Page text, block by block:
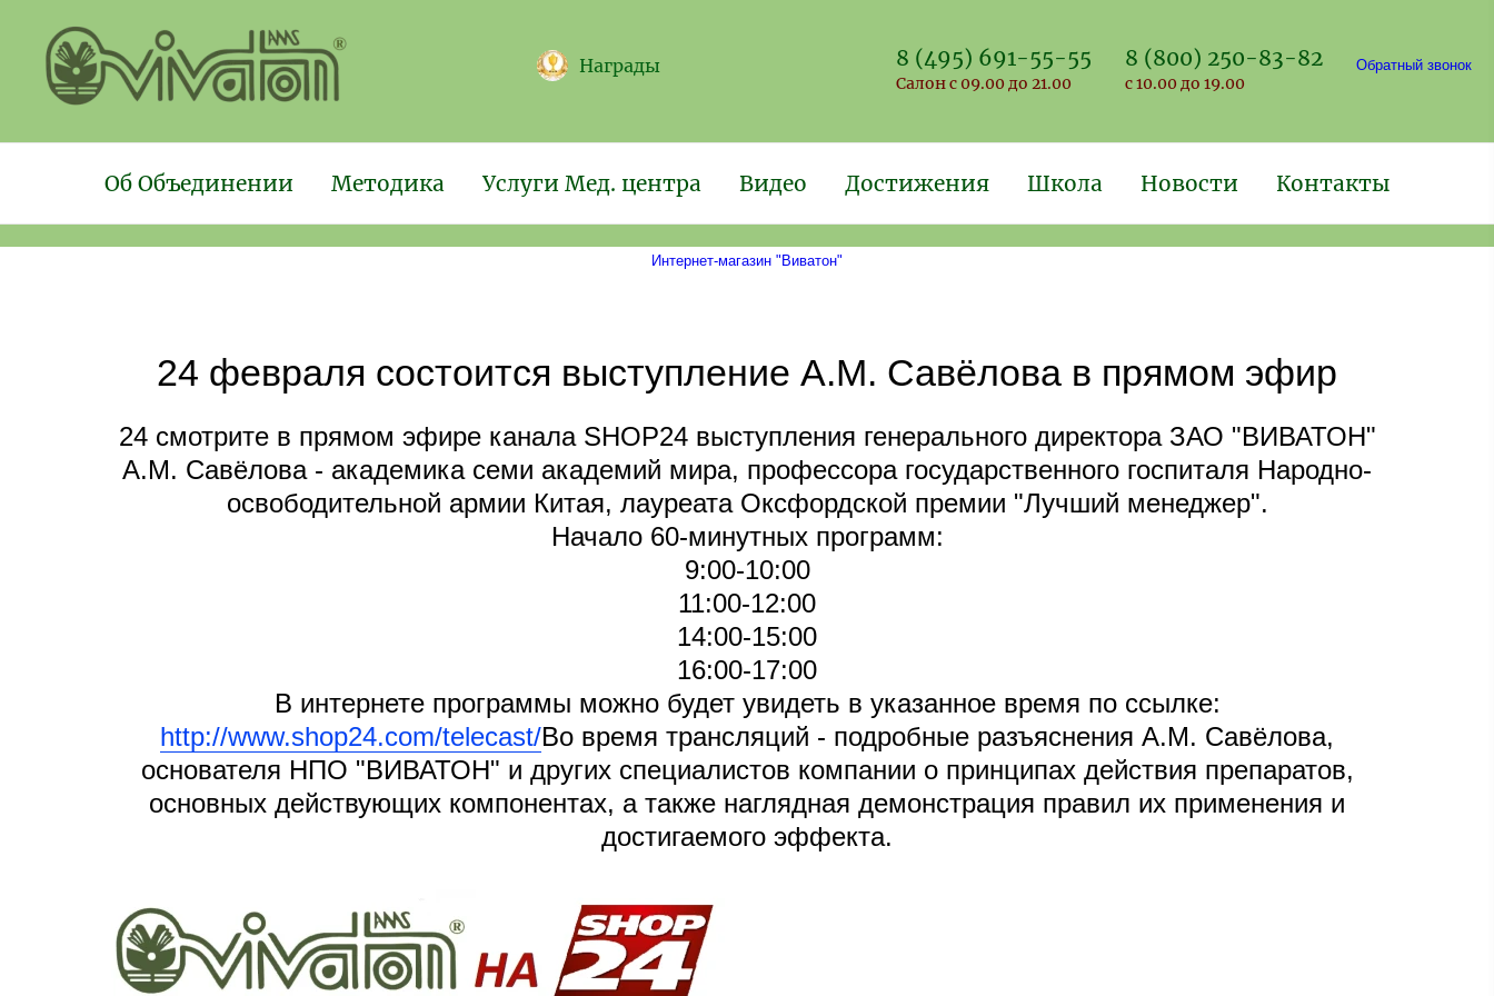
Награды 8 (495) 691-55-55
Салон с 09.00 до 21.00
8 (800) 250-83-82
с 10.00 до 19.00
Обратный звонок
Об Объединении Методика Услуги Мед. центра Видео Достижения Школа Новости Контакты
Интернет-магазин "Виватон"
24 февраля состоится выступление А.М. Савёлова в прямом эфир
24 смотрите в прямом эфире канала SHOP24 выступления генерального директора ЗАО "ВИВАТОН"
А.М. Савёлова - академика семи академий мира, профессора государственного госпиталя Народно-
освободительной армии Китая, лауреата Оксфордской премии "Лучший менеджер".
Начало 60-минутных программ:
9:00-10:00
11:00-12:00
14:00-15:00
16:00-17:00
В интернете программы можно будет увидеть в указанное время по ссылке:
http://www.shop24.com/telecast/Во время трансляций - подробные разъяснения А.М. Савёлова,
основателя НПО "ВИВАТОН" и других специалистов компании о принципах действия препаратов,
основных действующих компонентах, а также наглядная демонстрация правил их применения и
достигаемого эффекта.